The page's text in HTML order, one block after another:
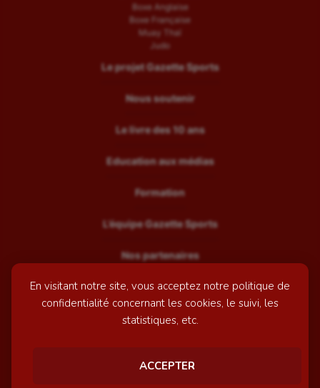
En visitant notre site, vous acceptez notre politique de
confidentialité concernant les cookies, le suivi, les
statistiques, etc.
ACCEPTER
Boxe Anglaise
Boxe Française
Muay Thaï
Judo
Le projet Gazette Sports
Nous soutenir
Le livre des 10 ans
Education aux médias
Formation
L’équipe Gazette Sports
Nos partenaires
Recrutement
Mentions légales